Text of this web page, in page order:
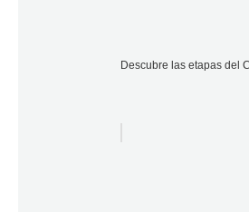
Descubre las etapas del